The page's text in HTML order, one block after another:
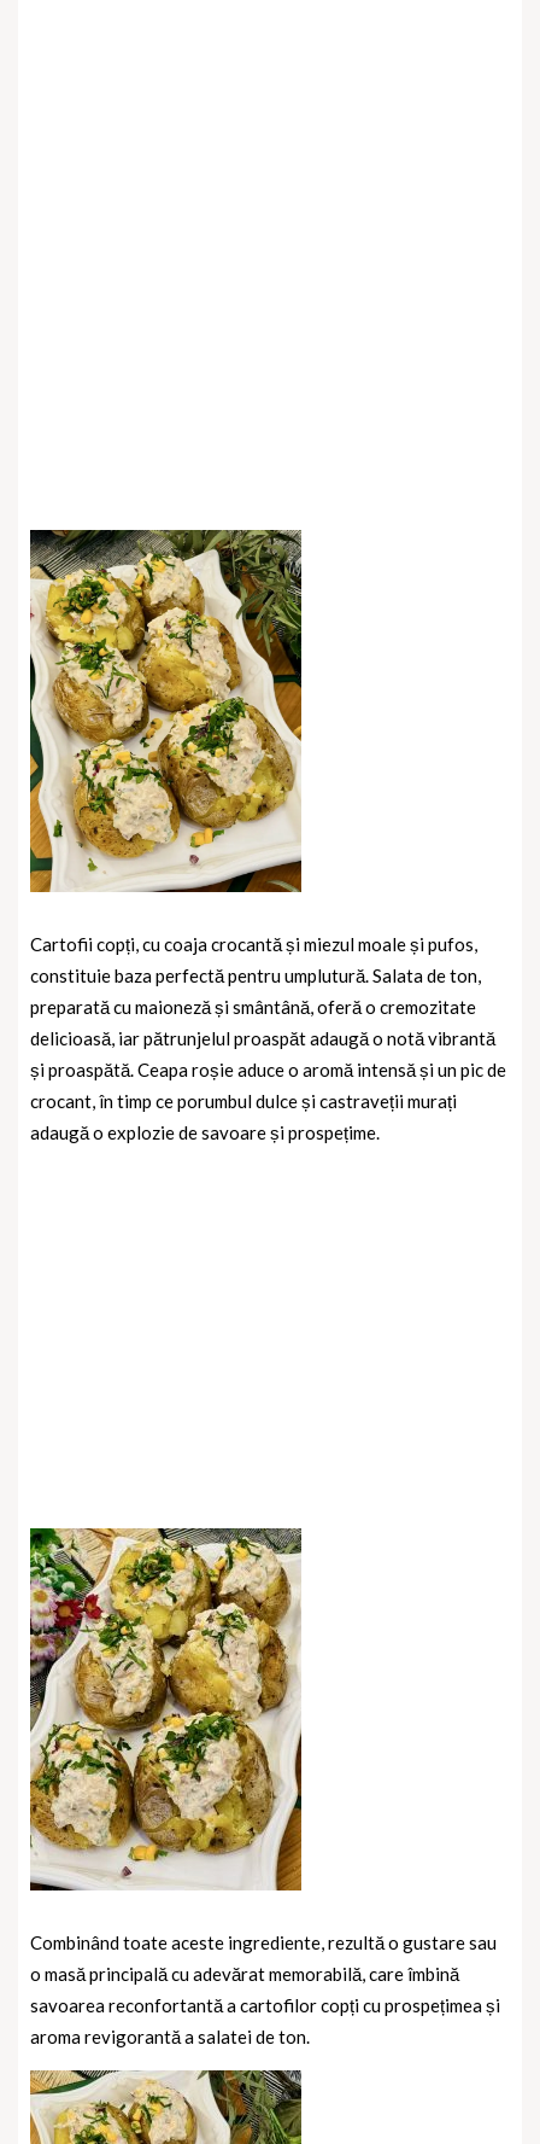
Cartofii copți, cu coaja crocantă și miezul moale și pufos,
constituie baza perfectă pentru umplutură. Salata de ton,
preparată cu maioneză și smântână, oferă o cremozitate
delicioasă, iar pătrunjelul proaspăt adaugă o notă vibrantă
și proaspătă. Ceapa roșie aduce o aromă intensă și un pic de
crocant, în timp ce porumbul dulce și castraveții murați
adaugă o explozie de savoare și prospețime.
Combinând toate aceste ingrediente, rezultă o gustare sau
o masă principală cu adevărat memorabilă, care îmbină
savoarea reconfortantă a cartofilor copți cu prospețimea și
aroma revigorantă a salatei de ton.